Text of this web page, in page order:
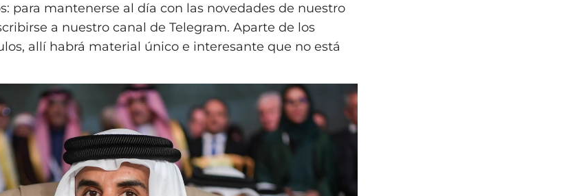
para mantenerse al día con las novedades de nuestro
a nuestro canal de Telegram. Aparte de los
allí habrá material único e interesante que no está